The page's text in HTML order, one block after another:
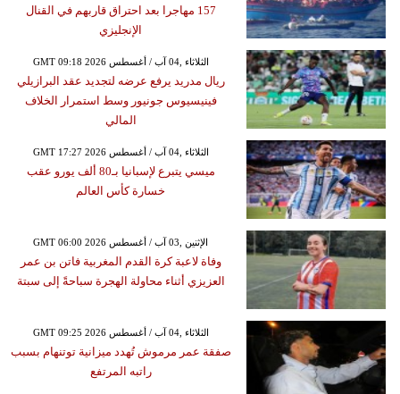
157 مهاجرا بعد احتراق قاربهم في القنال
الإنجليزي
GMT 09:18 2026 الثلاثاء ,04 آب / أغسطس
ريال مدريد يرفع عرضه لتجديد عقد البرازيلي
فينيسيوس جونيور وسط استمرار الخلاف
المالي
GMT 17:27 2026 الثلاثاء ,04 آب / أغسطس
ميسي يتبرع لإسبانيا بـ80 ألف يورو عقب
خسارة كأس العالم
GMT 06:00 2026 الإثنين ,03 آب / أغسطس
وفاة لاعبة كرة القدم المغربية فاتن بن عمر
العزيزي أثناء محاولة الهجرة سباحةً إلى سبتة
GMT 09:25 2026 الثلاثاء ,04 آب / أغسطس
صفقة عمر مرموش تُهدد ميزانية توتنهام بسبب
راتبه المرتفع